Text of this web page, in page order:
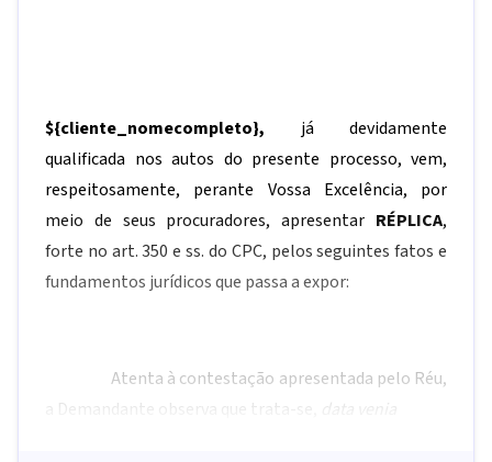
${cliente_nomecompleto}, já devidamente
qualificada nos autos do presente processo, vem,
respeitosamente, perante Vossa Excelência, por
meio de seus procuradores, apresentar RÉPLICA,
forte no art. 350 e ss. do CPC, pelos seguintes fatos e
fundamentos jurídicos que passa a expor:
Atenta à contestação apresentada pelo Réu,
a Demandante observa que trata-se,
data venia